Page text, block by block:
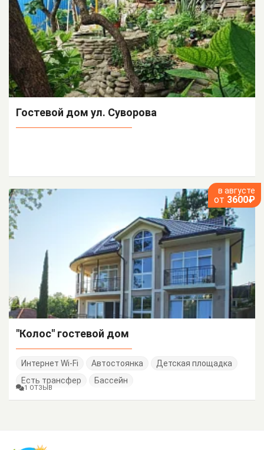
Гостевой дом ул. Суворова
в августе
от 3600₽
"Колос" гостевой дом
Интернет Wi-Fi Автостоянка
Детская площадка
Есть трансфер
Бассейн
1 ОТЗЫВ